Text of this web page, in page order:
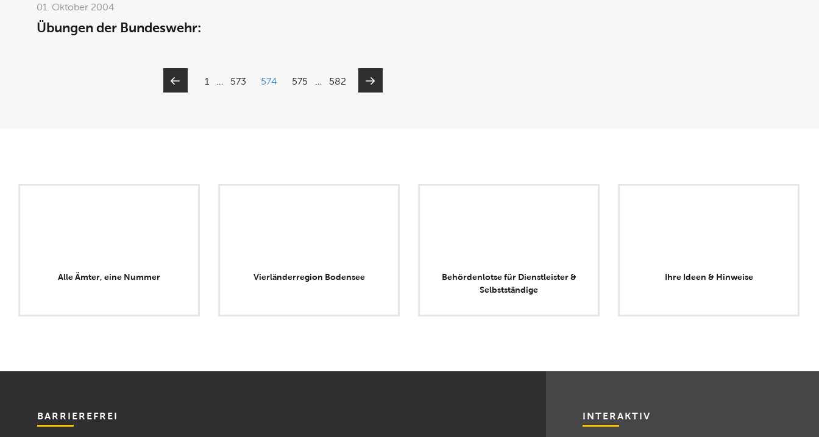
01. Oktober 2004
Übungen der Bundeswehr:
1 … 573 574 575 … 582
Alle Ämter, eine Nummer Vierländerregion Bodensee
Behördenlotse für Dienstleister &
Selbstständige
Ihre Ideen & Hinweise
BARRIEREFREI INTERAKTIV